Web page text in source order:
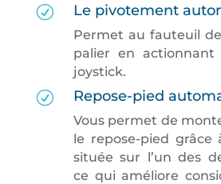
R Le pivotement
Permet au fauteuil
palier en actionnant
joystick.
R Repose-pied
Vous permet de
le repose-pied
située sur l’un des
ce qui améliore